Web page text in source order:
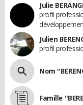
Julie
profil
Julien
profil
Nom
Famille